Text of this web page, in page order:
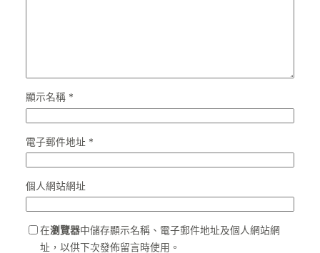
顯示名稱 *
電子郵件地址 *
個人網站網址
在瀏覽器中儲存顯示名稱、電子郵件地址及個人網站網
址，以供下次發佈留言時使用。